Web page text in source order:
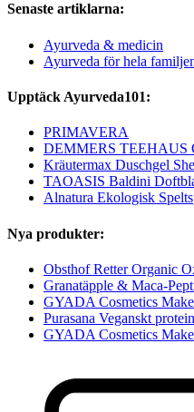
Senaste artiklarna:
Ayurveda & medicin
Ayurveda för hela
Upptäck Ayurveda101:
PRIMAVERA
DEMMERS TEEHAUS
Kräutermax Duschgel
TAOASIS Baldini
Alnatura Ekologisk
Nya produkter:
Obsthof Retter Organic
Granatäpple & Maca-
GYADA Cosmetics
Purasana Veganskt
GYADA Cosmetics